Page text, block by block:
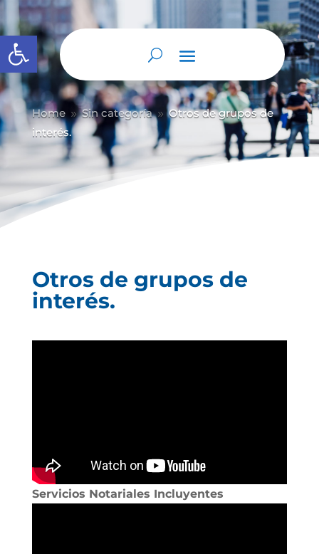
Abrir barra de herramientas
Home 9 Sin categoría 9 Otros de grupos de
interés.
Otros de grupos de
interés.
Servicios Notariales Incluyentes